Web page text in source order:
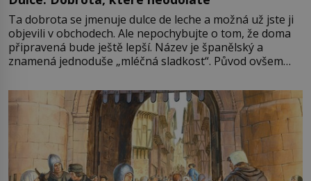
Ta dobrota se jmenuje dulce de leche a možná už jste ji
objevili v obchodech. Ale nepochybujte o tom, že doma
připravená bude ještě lepší. Název je španělský a
znamená jednoduše „mléčná sladkost“. Původ ovšem
pře hned několik latinskoamerických zemí a k tomu
Francie, kde se traduje,